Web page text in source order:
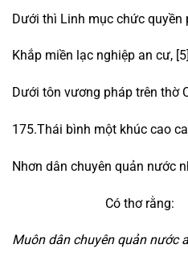
Dưới thì Linh mục chức quyền
Khắp miền lạc nghiệp an cư, [5]
Dưới tôn vương pháp trên thờ
175.Thái bình một khúc cao
Nhơn dân chuyên quản nước
Có thơ rằng:
Muôn dân chuyên quản nước